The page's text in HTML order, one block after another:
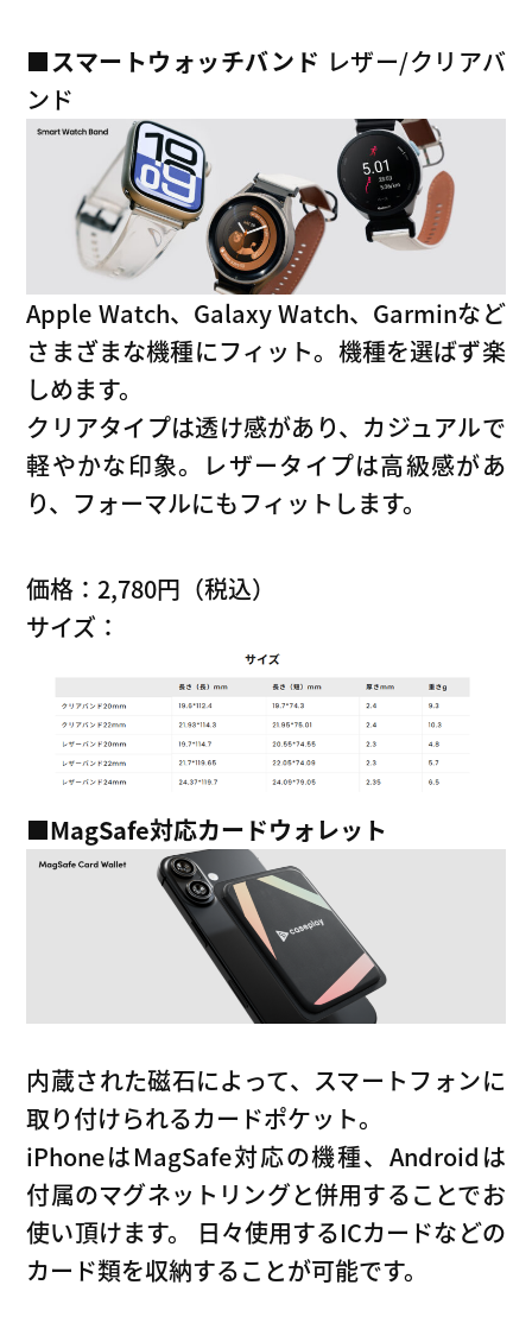
■スマートウォッチバンド レザー/クリアバ
ンド
Apple Watch、Galaxy Watch、Garminなど
さまざまな機種にフィット。機種を選ばず楽
しめます。
クリアタイプは透け感があり、カジュアルで
軽やかな印象。レザータイプは高級感があ
り、フォーマルにもフィットします。
価格：2,780円（税込）
サイズ：
■MagSafe対応カードウォレット
内蔵された磁石によって、スマートフォンに
取り付けられるカードポケット。
iPhoneはMagSafe対応の機種、Androidは
付属のマグネットリングと併用することでお
使い頂けます。 日々使用するICカードなどの
カード類を収納することが可能です。